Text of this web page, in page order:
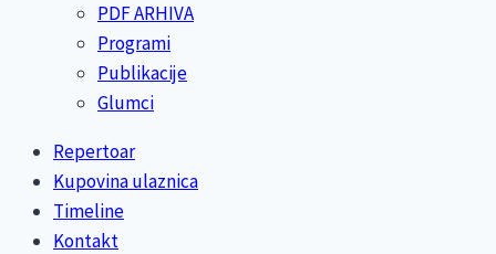
PDF ARHIVA
Programi
Publikacije
Glumci
Repertoar
Kupovina ulaznica
Timeline
Kontakt